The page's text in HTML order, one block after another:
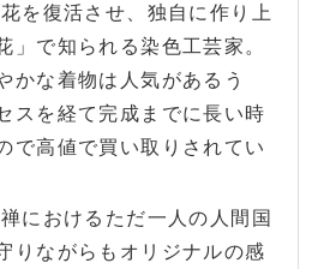
を復活させ、独自に作り上
」で知られる染色工芸家。
かな着物は人気があるう
スを経て完成までに長い時
で高値で買い取りされてい
におけるただ一人の人間国
りながらもオリジナルの感